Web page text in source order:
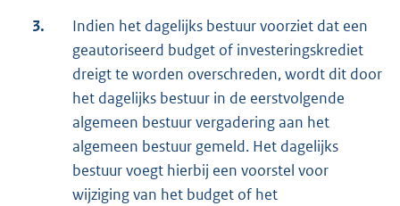
3.
Indien het dagelijks bestuur voorziet dat een
geautoriseerd budget of investeringskrediet
dreigt te worden overschreden, wordt dit door
het dagelijks bestuur in de eerstvolgende
algemeen bestuur vergadering aan het
algemeen bestuur gemeld. Het dagelijks
bestuur voegt hierbij een voorstel voor
wijziging van het budget of het